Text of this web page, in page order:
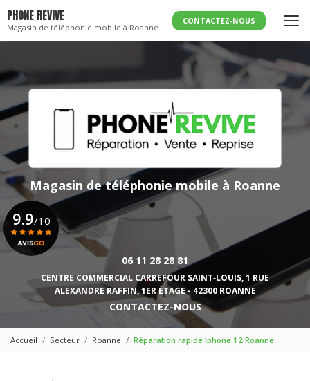
au
contenu
principal
PHONE REVIVE
Magasin de téléphonie mobile à Roanne
CONTACTEZ-NOUS
Magasin de téléphonie mobile à Roanne
06 11 28 28 81
CENTRE COMMERCIAL CARREFOUR SAINT‑LOUIS, 1 RUE
ALEXANDRE RAFFIN, 1ER ÉTAGE - 42300 ROANNE
CONTACTEZ-NOUS
9.9/10
Accueil Secteur Roanne Réparation rapide Iphone 12 Roanne